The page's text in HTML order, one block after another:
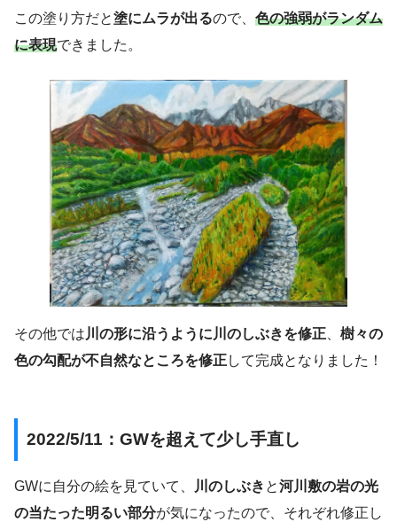
この塗り方だと塗にムラが出るので、 色の強弱がランダム
に表現できました。
その他では 川の形に沿うように川のしぶきを修正
樹々の
色の勾配が不自然なところを修正して完成となりました！
2022/5/11：GWを超えて少し手直し
GWに自分の絵を見ていて、 川のしぶき と河川敷の岩の光
の当たった明るい部分が気になったので、それぞれ修正し